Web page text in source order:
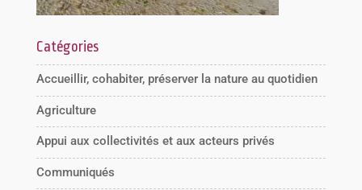
Catégories
Accueillir, cohabiter, préserver la nature au quotidien
Agriculture
Appui aux collectivités et aux acteurs privés
Communiqués